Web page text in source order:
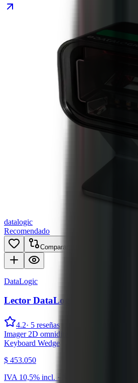
datalogic
Recomendado
Comparar
DataLogic
Lector DataLogic Magellan 1500i
4.2· 5 reseñas
Imager 2D omnidireccional
Keyboard Wedge
$ 453.050
IVA 10,5% incl. · Neto